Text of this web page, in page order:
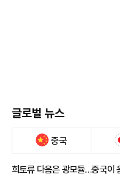
글로벌 뉴스
중국
희토류 다음은 광모듈…중국이